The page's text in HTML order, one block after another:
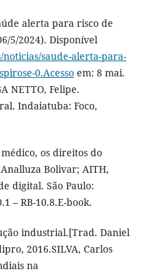
alerta para risco de
5/2024). Disponível
saude-alerta-para-
0.Acessoem: 8 mai.
NETTO, Felipe.
Indaiatuba: Foco,
médico, os direitos do
Bolivar; AITH,
digital. São Paulo:
– RB-10.8.E-book.
industrial.[Trad. Daniel
2016.SILVA, Carlos
na